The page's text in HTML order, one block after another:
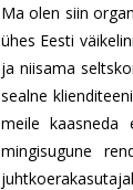
Ma olen siin
ühes Eesti
ja niisama
sealne
meile
mingisugune